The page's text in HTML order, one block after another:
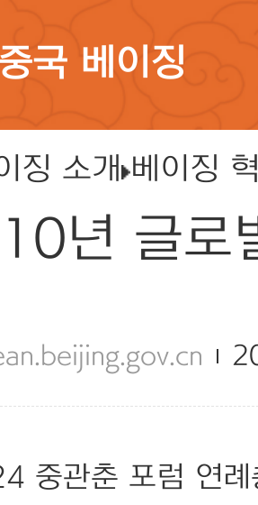
국 베이징
징 소개 베이징
년 글로
중관춘 포럼 연